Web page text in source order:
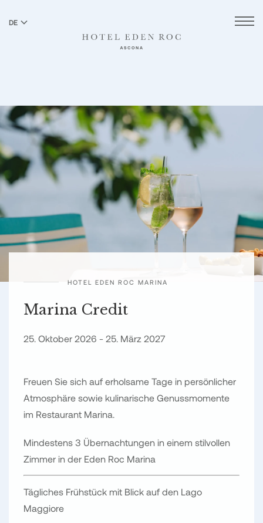
DE
HOTEL EDEN ROC MARINA
Marina Credit
25. Oktober 2026 - 25. März 2027
Freuen Sie sich auf erholsame Tage in persönlicher
Atmosphäre sowie kulinarische Genussmomente
im Restaurant Marina.
Mindestens 3 Übernachtungen in einem stilvollen
Zimmer in der Eden Roc Marina
Tägliches Frühstück mit Blick auf den Lago
Maggiore